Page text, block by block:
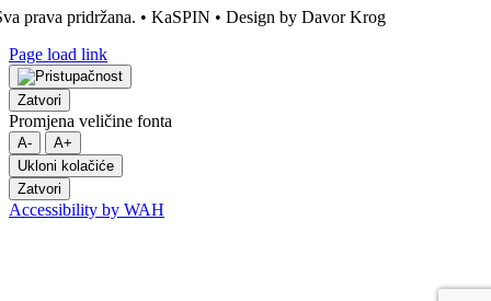
prava pridržana. • KaSPIN • Design by Davor Krog
Page load link
Zatvori
Promjena veličine fonta
A-
A+
Ukloni kolačiće
Zatvori
Accessibility by WAH